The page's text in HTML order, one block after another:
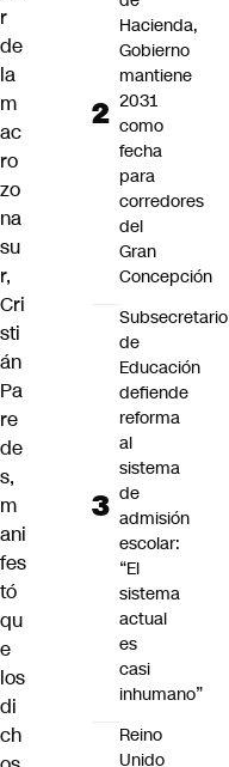
r
de
la
m
ac
ro
zo
na
su
r,
Cri
sti
án
Pa
re
de
s,
m
ani
fes
tó
qu
e
los
di
ch
Hacienda,
Gobierno
mantiene
2031
como
fecha
para
corredores
del
Gran
Concepción
Subsecretario
de
Educación
defiende
reforma
al
sistema
de
admisión
escolar:
“El
sistema
actual
es
casi
inhumano”
Reino
Unido